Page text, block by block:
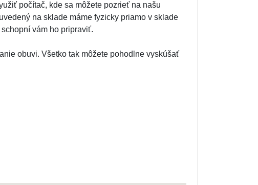
počítač, kde sa môžete pozrieť na našu
na sklade máme fyzicky priamo v sklade
vám ho pripraviť.
obuvi. Všetko tak môžete pohodlne vyskúšať